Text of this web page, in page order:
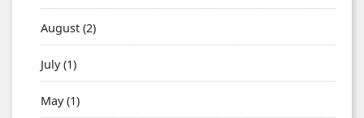
August (2)
July(1)
May(1)